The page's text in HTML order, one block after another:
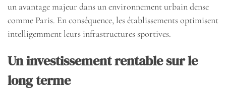
un avantage majeur dans un environnement urbain dense
comme Paris. En conséquence, les établissements optimisent
intelligemment leurs infrastructures sportives.
Un investissement rentable sur le
long terme